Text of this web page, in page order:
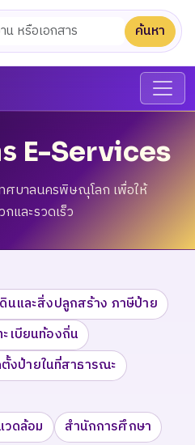
ค้นหา
E-Services
ศบาลนครพิษณุโลก เพื่อให้
กและรวดเร็ว
นและสิ่งปลูกสร้าง ภาษีป้าย
เบียนท้องถิ่น
งป้ายในที่สาธารณะ
ดล้อม
สำนักการศึกษา